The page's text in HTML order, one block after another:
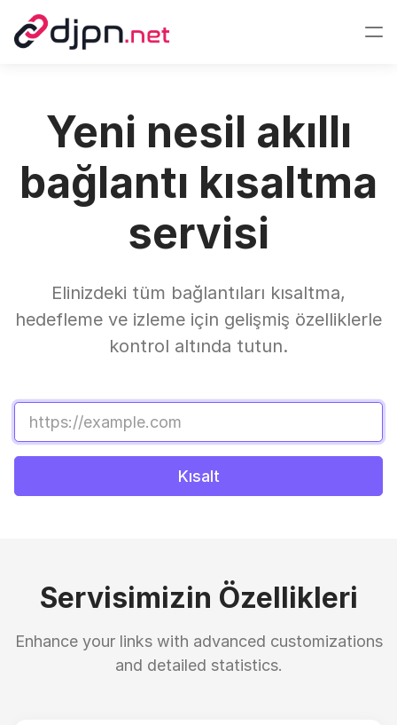
Yeni nesil akıllı
bağlantı kısaltma
servisi
Elinizdeki tüm bağlantıları kısaltma,
hedefleme ve izleme için gelişmiş özelliklerle
kontrol altında tutun.
Kısalt
Servisimizin Özellikleri
Enhance your links with advanced customizations
and detailed statistics.